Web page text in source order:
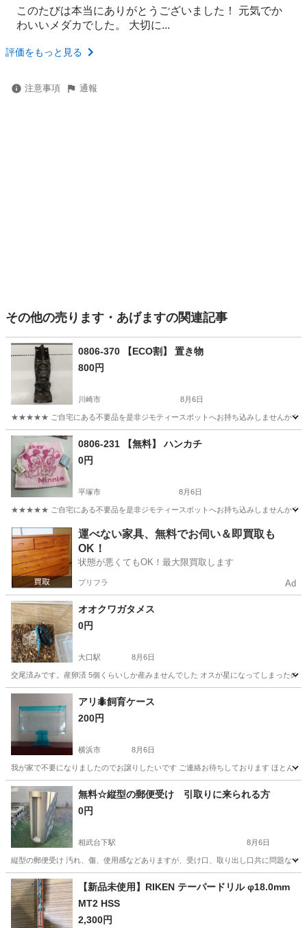
このたびは本当にありがとうございました！ 元気でか
わいいメダカでした。 大切に...
評価をもっと見る
注意事項 通報
その他の売ります・あげますの関連記事
0806-370 【ECO割】 置き物
800円
川崎市 8月6日
★★★★★ ご自宅にある不要品を是非ジモティースポットへお持ち込みしませんか？
神奈川 川崎市 現地
0806-231 【無料】 ハンカチ
0円
平塚市 8月6日
★★★★★ ご自宅にある不要品を是非ジモティースポットへお持ち込みしませんか？
神奈川 平塚市 その他 現地
運べない家具、無料でお伺い＆即買取も
OK！
状態が悪くてもOK！最大限買取します
プリフラ Ad
オオクワガタメス
0円
大口駅 8月6日
交尾済みです。産卵済 5個くらいしか産みませんでした オスが星になってしまったの
神奈川 横浜市 大口駅
アリ🐜飼育ケース
200円
横浜市 8月6日
我が家で不要になりましたのでお譲りしたいです ご連絡お待ちしております ほとんど
神奈川 横浜市 その他 ケース
無料☆縦型の郵便受け 引取りに来られる方
0円
相武台下駅 8月6日
縦型の郵便受け 汚れ、傷、使用感などありますが、受け口、取り出し口共に問題な
神奈川 相模原市 相武台下駅
【新品未使用】RIKEN テーパードリル φ18.0mm
MT2 HSS
2,300円